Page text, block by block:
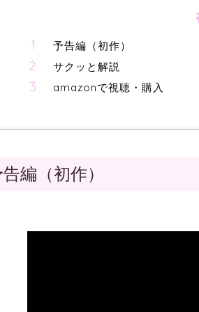
予告編（初作）
サクッと解説
amazonで視聴・購入
編（初作）